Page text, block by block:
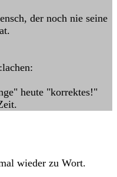
der noch nie seine
heute "korrektes!"
wieder zu Wort.